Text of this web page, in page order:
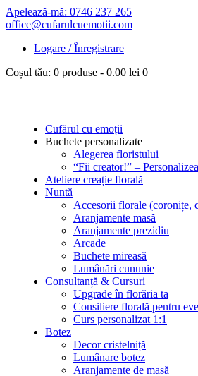
Apelează-mă: 0746 237 265
office@cufarulcuemotii.com
Logare / Înregistrare
Coșul tău: 0 produse - 0.00 lei 0
Cufărul cu emoții
Buchete personalizate
Alegerea floristului
“Fii creator!” –
Ateliere creație florală
Nuntă
Accesorii florale (coronițe,
Aranjamente masă
Aranjamente prezidiu
Arcade
Buchete mireasă
Lumânări cununie
Consultanță & Cursuri
Upgrade în florăria ta
Consiliere florală pentru
Curs personalizat 1:1
Botez
Decor cristelniță
Lumânare botez
Aranjamente de masă